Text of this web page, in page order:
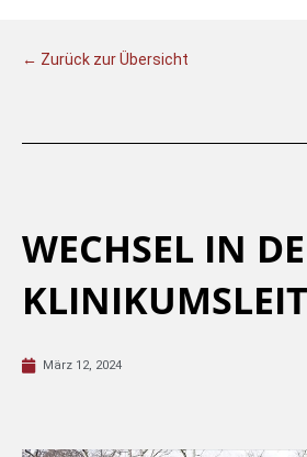
← Zurück zur Übersicht
WECHSEL IN
März 12, 2024